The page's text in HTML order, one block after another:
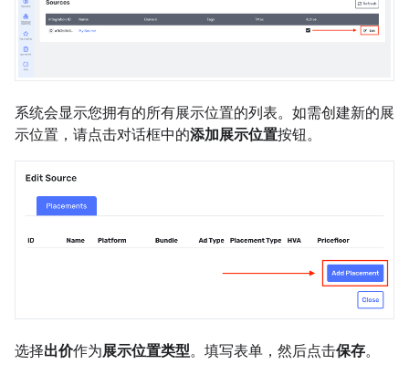
系统会显示您拥有的所有展示位置的列表。如需创建新的展
示位置，请点击对话框中的添加展示位置按钮。
选择出价作为展示位置类型。填写表单，然后点击保存。